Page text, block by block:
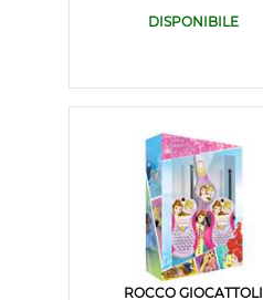
DISPONIBILE
ROCCO GIOCATTOLI